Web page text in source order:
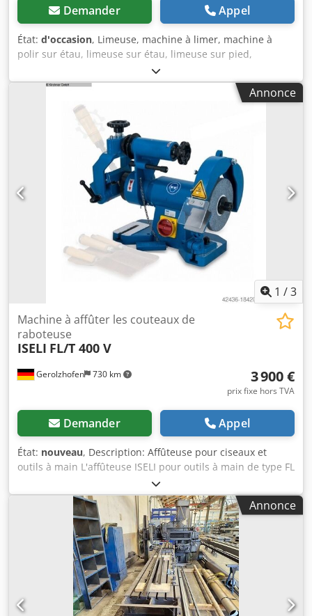
Demander Appel
État: d'occasion, Limeuse, machine à limer, machine à
polir sur étau, limeuse sur étau, limeuse sur pied,
raboteuse, raboteuse sur étau, limeuse sur pied, machine
à limer - Fabricant : Rüggeberg Pferd, limeuse R-
Feilmeister sur châssis robuste - Disques de rabotage : Ø
260 mm - Vitesse de rotation : 120/240 tr/min - Tension de
fonctionnement : 380 volts - Dimensions :
500/400/H1 175 mm - Poids : 120 kg Codpfjlbdmbjx Acgerf
Annonce
1 /3
Gerolzhofen 730 km
Machine à affûter les couteaux de
raboteuse
ISELI FL/T 400 V
3 900 €
prix fixe hors TVA
Demander Appel
État: nouveau, Description: Affûteuse pour ciseaux et
outils à main L'affûteuse ISELI pour outils à main de type FL
se compose du moteur de base de haute qualité, de l'unité
d'affûtage sur la bride de montage gauche et du banc
d'affûtage ou meule de polissage équipé d'un mandrin
d'extension sur le côté droit du moteur. Domaines
d'application idéaux : Affûtage de rabots à main et de
ciseaux pour le travail manuel du bois dans les
menuiseries commerciales, les entreprises de menuiserie
ou les centres de formation Principe d'affûtage à sec
éprouvé des milliers de fois : affûtage sans filetage et sans
bavure en 30 secondes Il n’est pas nécessaire de retirer
Annonce